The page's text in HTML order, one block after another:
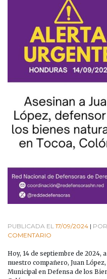
PUBLICADA EL 17/09/2024 | POR
COMENTARIO
|
ASESINAN
A
Hoy, 14 de septiembre de 2024,
nuestro compañero, Juan
Municipal en Defensa de los